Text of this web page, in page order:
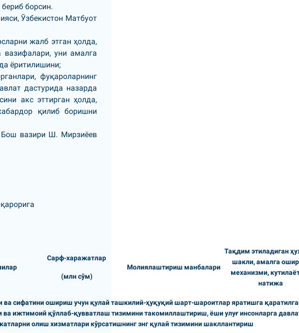
борсин.
Ўзбекистон Матбуот
жалб этган ҳолда,
вазифалари, уни амалга
ёритилишини;
фуқароларнинг
дастурида назарда
акс эттирган ҳолда,
қилиб боришни
Бош вазири Ш. Мирзиёев
қарорига
Сарф-харажатлар
(млн сўм)
Молиялаштириш манбалари
Тақдим этиладиган
шакли, амалга
механизми,
натижа
ва сифатини ошириш учун қулай ташкилий-ҳуқуқий шарт-шароитлар яратишга
ижтимоий қўллаб-қувватлаш тизимини такомиллаштириш, ёши улуғ инсонларга
олиш хизматлари кўрсатишнинг энг қулай тизимини шакллантириш